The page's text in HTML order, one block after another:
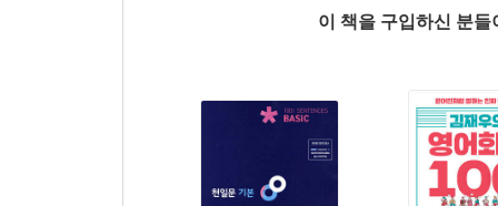
이 책을 구입하신 분